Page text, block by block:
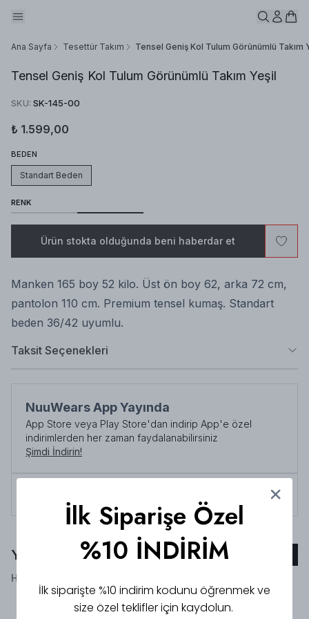
Ana Sayfa Tesettür Takım Tensel Geniş Kol Tulum Görünümlü Takım
Tensel Geniş Kol Tulum Görünümlü Takım Yeşil
SKU: SK-145-00
₺ 1.599,00
BEDEN
Standart Beden
RENK
Ürün stokta olduğunda beni haberdar et
Manken 165 boy 52 kilo. Üst ön boy 62, arka 72 cm,
pantolon 110 cm. Premium tensel kumaş. Standart
beden 36/42 uyumlu.
Taksit Seçenekleri
NuuWears App Yayında
App Store veya Play Store'dan indirip App'e özel
indirimlerden her zaman faydalanabilirsiniz
Şimdi İndirin!
Yorumlar
Henüz yorum bulunmamaktadır!
İlk Siparişe Özel
%10 İNDİRİM
İlk siparişte %10 indirim kodunu öğrenmek ve
size özel teklifler için kaydolun.